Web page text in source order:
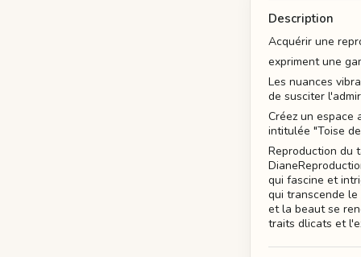
Description
Acquérir une
expriment une
Les nuances
de susciter
Créez un espace
intitulée "Toise
Reproduction du
qui fascine et
qui transcende
et la beaut se
traits dlicats et